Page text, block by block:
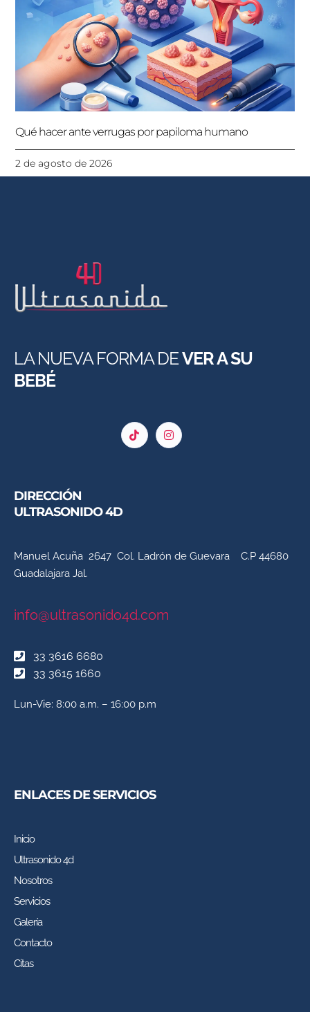
Qué hacer ante verrugas por papiloma humano
2 de agosto de 2026
LA NUEVA FORMA DEVER A SU
BEBÉ
DIRECCIÓN
ULTRASONIDO 4D
Manuel Acuña 2647 Col. Ladrón de Guevara C.P 44680
Guadalajara Jal.
info@ultrasonido4d.com
33 3616 6680
33 3615 1660
Lun-Vie: 8:00 a.m. – 16:00 p.m
ENLACES DE SERVICIOS
Inicio
Ultrasonido 4d
Nosotros
Servicios
Galería
Contacto
Citas